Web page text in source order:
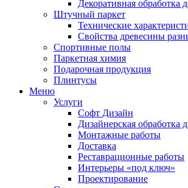
Декоративная обработка
Штучный паркет
Технические
Свойства древесины
Спортивные полы
Паркетная химия
Подарочная продукция
Плинтусы
Меню
Услуги
Софт Дизайн
Дизайнерская обработка
Монтажные работы
Доставка
Реставрационные работы
Интерьеры «под ключ»
Проектирование